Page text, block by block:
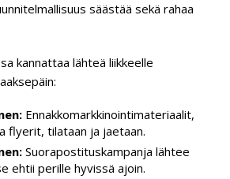
säästää sekä rahaa
kannattaa lähteä liikkeelle
Ennakkomarkkinointimateriaalit,
flyerit, tilataan ja jaetaan.
Suorapostituskampanja lähtee
ehtii perille hyvissä ajoin.